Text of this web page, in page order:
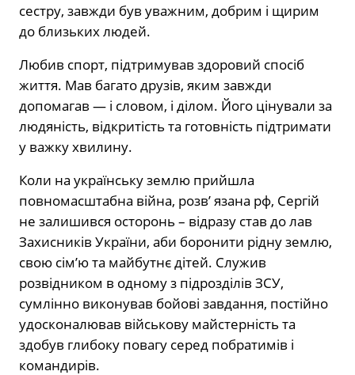
сестру, завжди був уважним, добрим і щирим
до близьких людей.
Любив спорт, підтримував здоровий спосіб
життя. Мав багато друзів, яким завжди
допомагав — і словом, і ділом. Його цінували за
людяність, відкритість та готовність підтримати
у важку хвилину.
Коли на українську землю прийшла
повномасштабна війна, розв’ язана рф, Сергій
не залишився осторонь – відразу став до лав
Захисників України, аби боронити рідну землю,
свою сім’ю та майбутнє дітей. Служив
розвідником в одному з підрозділів ЗСУ,
сумлінно виконував бойові завдання, постійно
удосконалював військову майстерність та
здобув глибоку повагу серед побратимів і
командирів.